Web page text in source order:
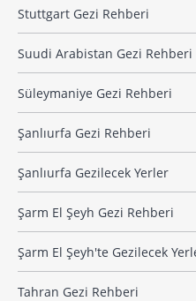
Stuttgart Gezi Rehberi
Suudi Arabistan Gezi Rehberi
Süleymaniye Gezi Rehberi
Şanlıurfa Gezi Rehberi
Şanlıurfa Gezilecek Yerler
Şarm El Şeyh Gezi Rehberi
Şarm El Şeyh'te Gezilecek
Tahran Gezi Rehberi